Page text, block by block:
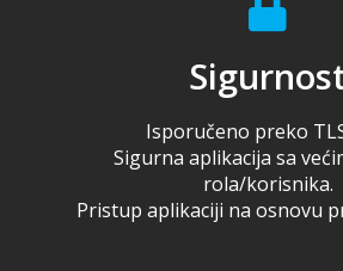
Isporučeno preko
Sigurna aplikacija sa
rola/korisnika.
Pristup aplikaciji na osnovu